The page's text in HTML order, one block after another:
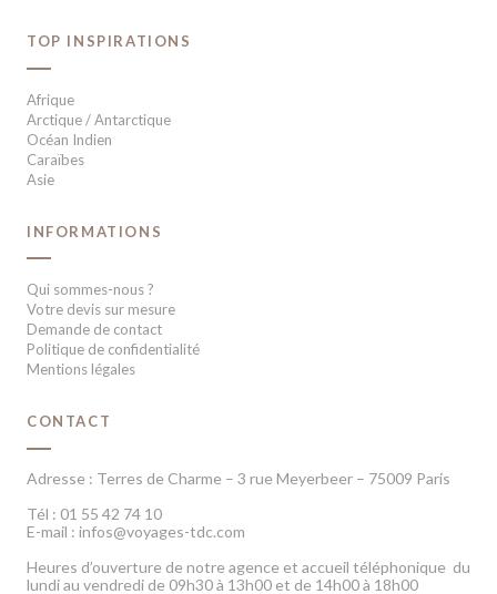
TOP INSPIRATIONS
Afrique
Arctique / Antarctique
Océan Indien
Caraïbes
Asie
INFORMATIONS
Qui sommes-nous ?
Votre devis sur mesure
Demande de contact
Politique de confidentialité
Mentions légales
CONTACT
Adresse : Terres de Charme – 3 rue Meyerbeer – 75009 Paris
Tél : 01 55 42 74 10
E-mail : infos@voyages-tdc.com
Heures d’ouverture de notre agence et accueil téléphonique du
lundi au vendredi de 09h30 à 13h00 et de 14h00 à 18h00